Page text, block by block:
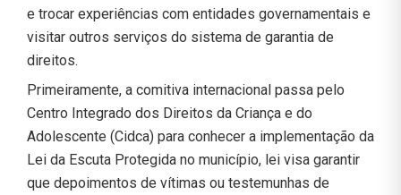
e trocar experiências com entidades governamentais e
visitar outros serviços do sistema de garantia de
direitos.
Primeiramente, a comitiva internacional passa pelo
Centro Integrado dos Direitos da Criança e do
Adolescente (Cidca) para conhecer a implementação da
Lei da Escuta Protegida no município, lei visa garantir
que depoimentos de vítimas ou testemunhas de